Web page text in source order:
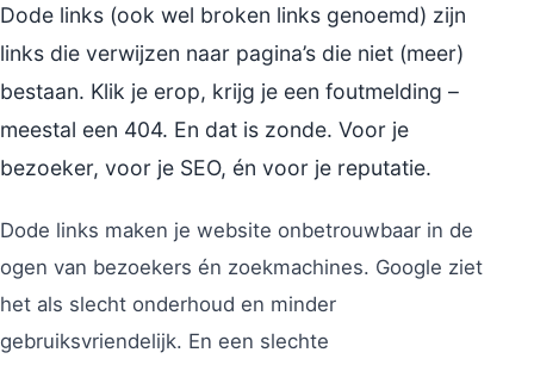
Dode links (ook wel broken links genoemd) zijn
links die verwijzen naar pagina’s die niet (meer)
bestaan. Klik je erop, krijg je een foutmelding –
meestal een 404. En dat is zonde. Voor je
bezoeker, voor je SEO, én voor je reputatie.
Dode links maken je website onbetrouwbaar in de
ogen van bezoekers én zoekmachines. Google ziet
het als slecht onderhoud en minder
gebruiksvriendelijk. En een slechte